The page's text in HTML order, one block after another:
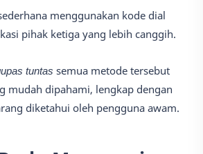
menggunakan kode dial
pihak ketiga yang lebih canggih.
tuntas semua metode tersebut
mudah dipahami, lengkap dengan
diketahui oleh pengguna awam.